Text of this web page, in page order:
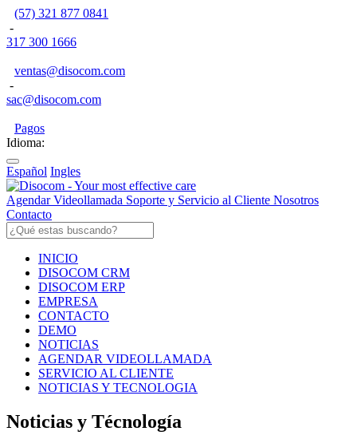
(57) 321 877 0841
-
317 300 1666
ventas@disocom.com
-
sac@disocom.com
Pagos
Idioma:
Español Ingles
Agendar Videollamada Soporte y Servicio al Cliente Nosotros
Contacto
INICIO
DISOCOM CRM
DISOCOM ERP
EMPRESA
CONTACTO
DEMO
NOTICIAS
AGENDAR VIDEOLLAMADA
SERVICIO AL CLIENTE
NOTICIAS Y TECNOLOGIA
Noticias y Técnología